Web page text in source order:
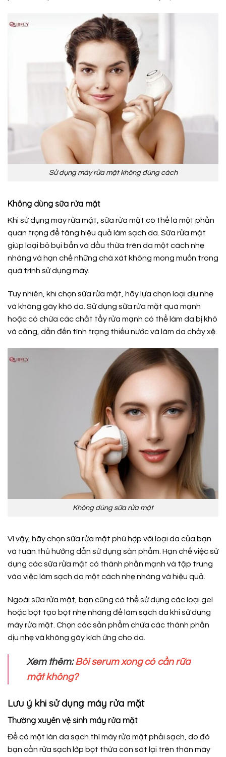
Sử dụng máy rửa mặt không đúng cách
Không dùng sữa rửa mặt
Khi sử dụng máy rửa mặt, sữa rửa mặt có thể là một phần
quan trọng để tăng hiệu quả làm sạch da. Sữa rửa mặt
giúp loại bỏ bụi bẩn và dầu thừa trên da một cách nhẹ
nhàng và hạn chế những chà xát không mong muốn trong
quá trình sử dụng máy.
Tuy nhiên, khi chọn sữa rửa mặt, hãy lựa chọn loại dịu nhẹ
và không gây khô da. Sử dụng sữa rửa mặt quá mạnh
hoặc có chứa các chất tẩy rửa mạnh có thể làm da bị khô
và căng, dẫn đến tình trạng thiếu nước và làm da chảy xệ.
Không dùng sữa rửa mặt
Vì vậy, hãy chọn sữa rửa mặt phù hợp với loại da của bạn
và tuân thủ hướng dẫn sử dụng sản phẩm. Hạn chế việc sử
dụng các sữa rửa mặt có thành phần mạnh và tập trung
vào việc làm sạch da một cách nhẹ nhàng và hiệu quả.
Ngoài sữa rửa mặt, bạn cũng có thể sử dụng các loại gel
hoặc bọt tạo bọt nhẹ nhàng để làm sạch da khi sử dụng
máy rửa mặt. Chọn các sản phẩm chứa các thành phần
dịu nhẹ và không gây kích ứng cho da.
Xem thêm:Bôi serum xong có cần rữa
mặt không?
Lưu ý khi sử dụng máy rửa mặt
Thường xuyên vệ sinh máy rửa mặt
Để có một làn da sạch thì máy rửa mặt phải sạch, do đó
bạn cần rửa sạch lớp bọt thừa còn sót lại trên thân máy